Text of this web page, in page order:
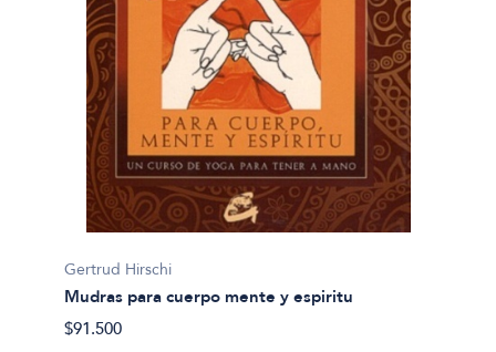
Gertrud Hirschi
Mudras para cuerpo mente y espiritu
$91.500